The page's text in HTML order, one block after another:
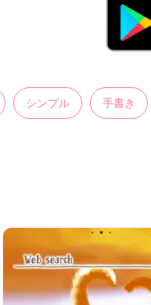
シンプル 手書き